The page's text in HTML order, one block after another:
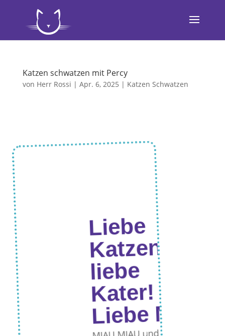
Katzen schwatzen mit Percy
von Herr Rossi | Apr. 6, 2025 | Katzen Schwatzen
Liebe
Katzen,
liebe
Kater!
Liebe